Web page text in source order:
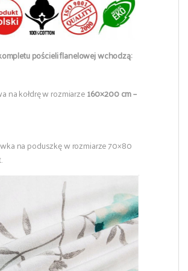
pościeli flanelowej wchodzą:
na kołdrę w rozmiarze160×200 cm –
na poduszkę w rozmiarze 70×80